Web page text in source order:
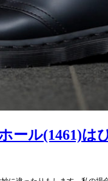
ール(1461)は